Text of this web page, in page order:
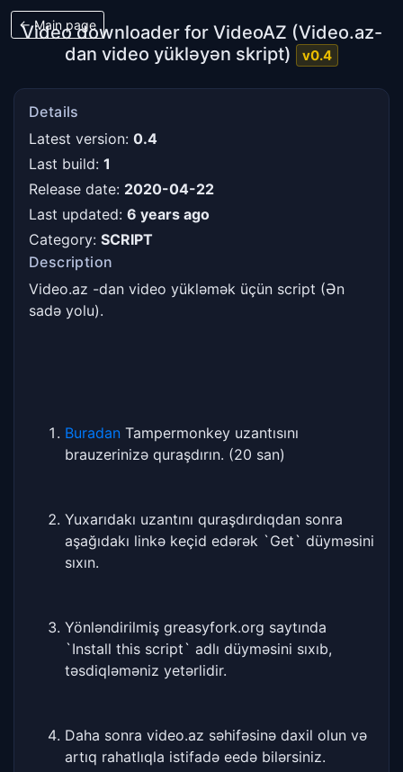
← Main page
Video downloader for VideoAZ (Video.az-
dan video yükləyən skript)
v0.4
Details
Latest version: 0.4
Last build: 1
Release date: 2020-04-22
Last updated: 6 years ago
Category: SCRIPT
Description
Video.az -dan video yükləmək üçün script (Ən
sadə yolu).
Buradan Tampermonkey uzantısını
brauzerinizə quraşdırın. (20 san)
Yuxarıdakı uzantını quraşdırdıqdan sonra
aşağıdakı linkə keçid edərək `Get` düyməsini
sıxın.
Yönləndirilmiş greasyfork.org saytında
`Install this script` adlı düyməsini sıxıb,
təsdiqləməniz yetərlidir.
Daha sonra video.az səhifəsinə daxil olun və
artıq rahatlıqla istifadə eedə bilərsiniz.